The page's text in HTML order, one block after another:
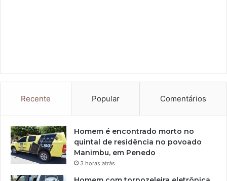
Recente Popular Comentários
Homem é encontrado morto no
quintal de residência no povoado
Manimbu, em Penedo
3 horas atrás